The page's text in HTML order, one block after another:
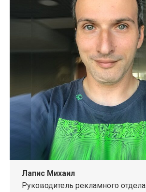
Лапис Михаил
Руководитель рекламного отдела